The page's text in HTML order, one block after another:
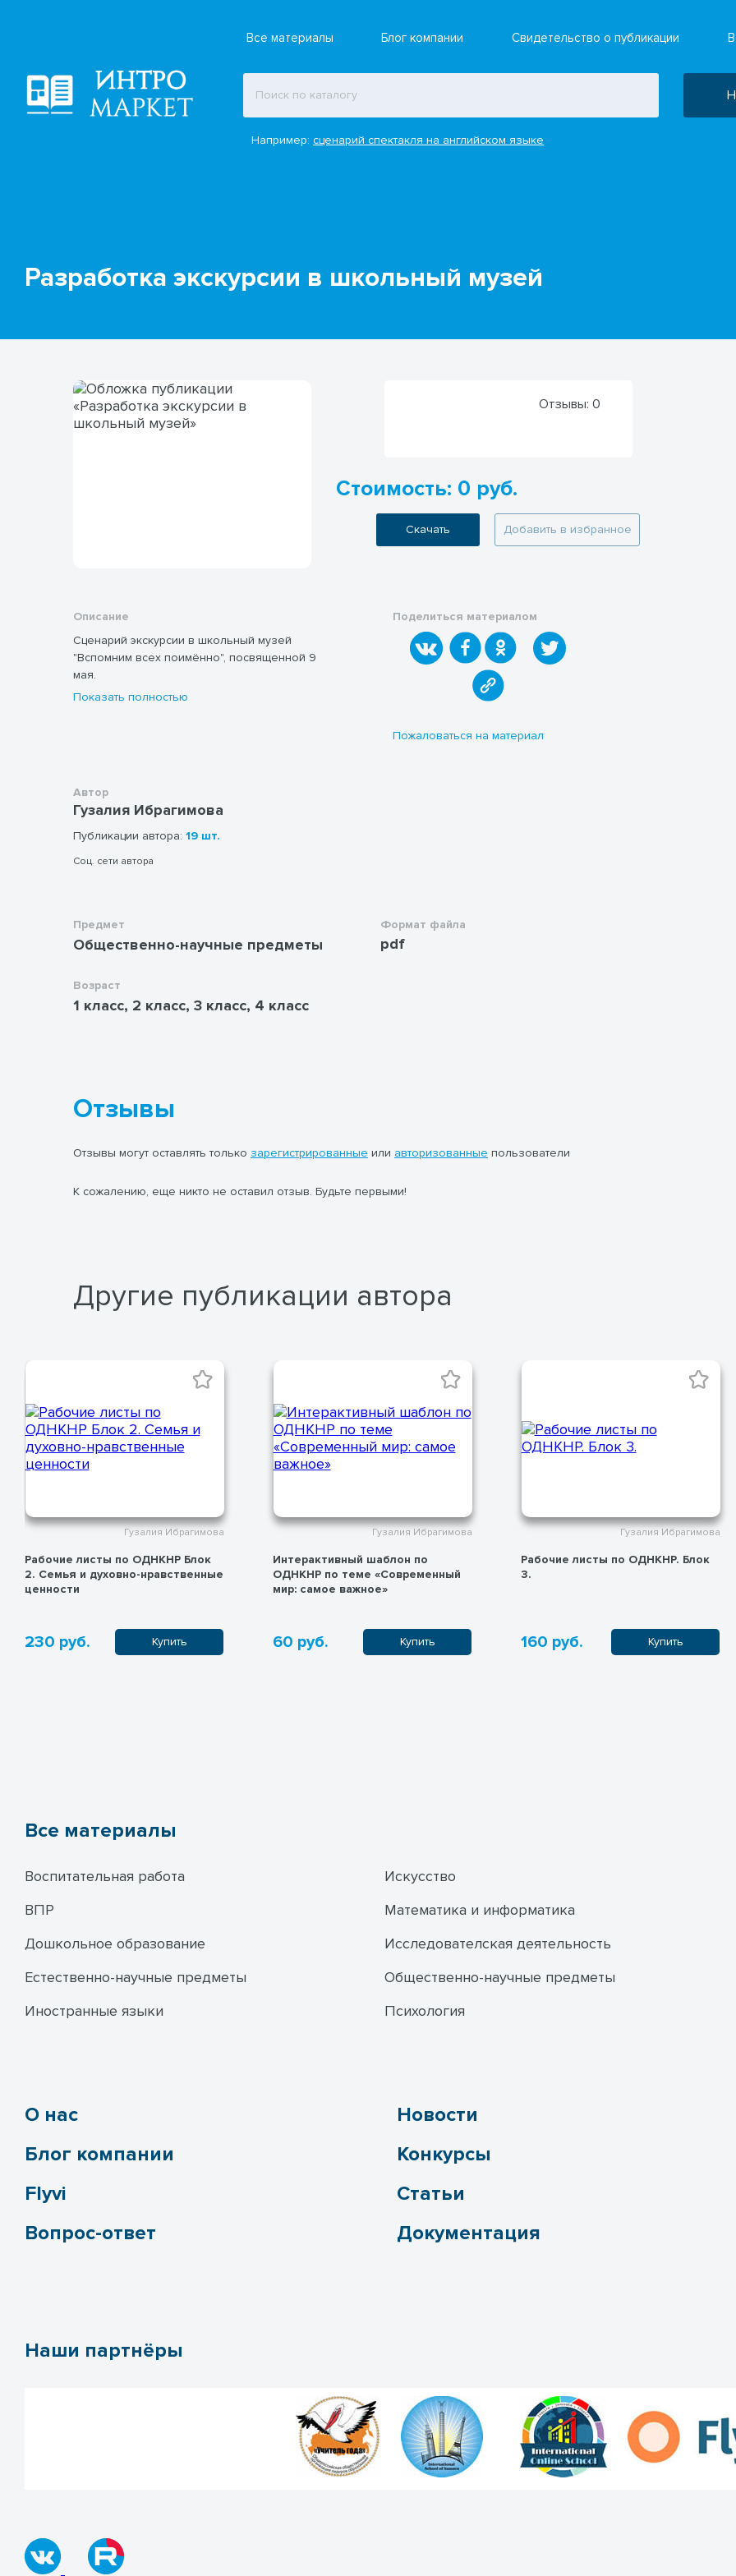
Все материалы Блог компании Свидетельство о публикации
Например:сценарий спектакля на английском языке
Разработка экскурсии в школьный музей
Отзывы: 0
Стоимость: 0 руб.
Скачать Добавить в избранное
Описание
Сценарий экскурсии в школьный музей
"Вспомним всех поимённо", посвященной 9
мая.
Показать полностью
Поделиться материалом
Пожаловаться на материал
Автор
Гузалия Ибрагимова
Публикации автора: 19 шт.
Соц. сети автора
Предмет
Общественно-научные предметы
Возраст
1 класс, 2 класс, 3 класс, 4 класс
Формат файла
pdf
Отзывы
Отзывы могут оставлять только зарегистрированные или авторизованные пользователи
К сожалению, еще никто не оставил отзыв. Будьте первыми!
Другие публикации автора
Гузалия Ибрагимова
Интерактивный шаблон по
ОДНКНР по теме «Современный
мир: самое важное»
60 руб. Купить
Гузалия Ибрагимова
Рабочие листы по ОДНКНР. Блок
3.
160 руб. Купить
Гузалия Ибрагимова
Рабочие листы по ОДНКНР. Блок
4.
550 руб. Купить
Все материалы
Воспитательная работа
ВПР
Дошкольное образование
Естественно-научные предметы
Иностранные языки
Искусство
Математика и информатика
Исследователская деятельность
Общественно-научные предметы
Психология
О нас
Блог компании
Flyvi
Вопрос-ответ
Новости
Конкурсы
Статьи
Документация
Наши партнёры